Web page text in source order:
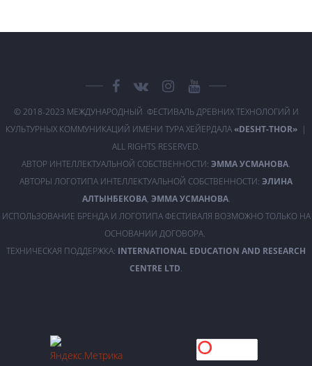
© 2018-2023 МЕЖДУНАРОДНЫЙ ФЕСТИВАЛЬ ДРЕВНИХ ТЕХНОЛОГИЙ И
КУЛЬТУРНЫХ КОММУНИКАЦИЙ ИМЕНИ ТУРА ХЕЙЕРДАЛА«DESHT-THOR» |
ALL RIGHTS RESERVED.
АВТОР ИНТЕЛЛЕКТУАЛЬНОЙ СОБСТВЕННОСТИ: ЭММА УСМАНОВА.
АВТОРЫ ЛОГОТИПА ИНТЕЛЛЕКТУАЛЬНОЙ СОБСТВЕННОСТИ: ЭЛИНА
АЛТЫНБЕКОВА, ЭММА УСМАНОВА.
ИСПОЛЬЗОВАНИЕ БРЕНДА И ЛОГОТИПА ФЕСТИВАЛЯ ВОЗМОЖНО ТОЛЬКО НА
ОСНОВАНИИ ДОГОВОРА.
ТЕХНИЧЕСКАЯ ПОДДЕРЖКА: INTERNATIONAL EDUCATION AND RESEARCH
CENTRE LTD.